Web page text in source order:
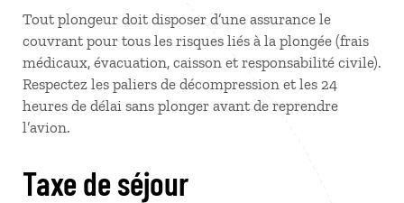
Tout plongeur doit disposer d’une assurance le
couvrant pour tous les risques liés à la plongée (frais
médicaux, évacuation, caisson et responsabilité civile).
Respectez les paliers de décompression et les 24
heures de délai sans plonger avant de reprendre
l’avion.
Taxe de séjour